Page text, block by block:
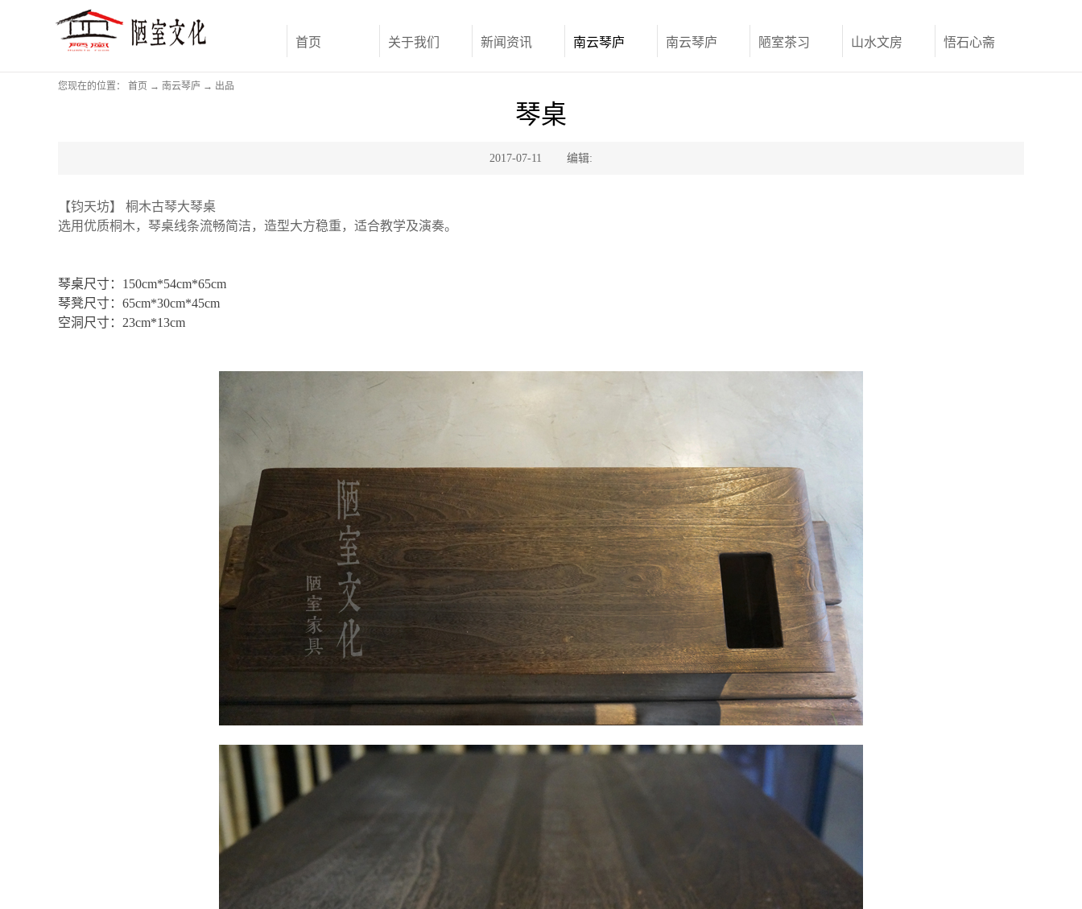
首页 关于我们 新闻资讯 南云琴庐 南云琴庐 陋室茶习 山水文房 悟石心斋
您现在的位置： 首页 → 南云琴庐 → 出品
琴桌
2017-07-11 编辑:
【钧天坊】
桐木古琴大琴桌
选用优质桐木，琴桌线条流畅简洁，造型大方稳重，适合教学及演奏。
琴桌尺寸： 150cm*54cm*65cm
琴凳尺寸： 65cm*30cm*45cm
空洞尺寸： 23cm*13cm